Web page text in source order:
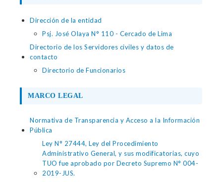
Dirección de la entidad
Psj. José Olaya N° 110 - Cercado de Lima
Directorio de los Servidores civiles y datos de
contacto
Directorio de Funcionarios
MARCO LEGAL
Normativa de Transparencia y Acceso a la Información
Pública
Ley N° 27444, Ley del Procedimiento
Administrativo General, y sus modificatorias, cuyo
TUO fue aprobado por Decreto Supremo N° 004-
2019-JUS.